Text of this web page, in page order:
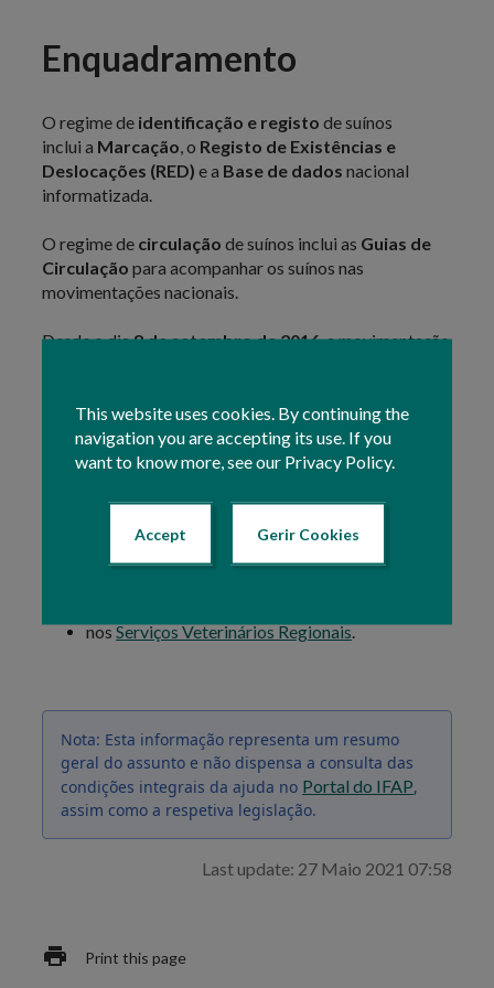
This website uses cookies. By continuing the
navigation you are accepting its use. If you
want to know more, see our Privacy Policy.
Accept Gerir Cookies
Enquadramento
O regime de identificação e registode suínos
inclui a Marcação, o Registo de Existências e
Deslocações (RED) e a Base de dados nacional
informatizada.
O regime de circulação de suínos inclui as Guias de
Circulação para acompanhar os suínos nas
movimentações nacionais.
Desde o dia8 de setembro de 2016, a movimentação
A emissão de guias poderá ser efetuada diretamente,
pelo produtor:
Área Reservada do Portal, em "O Meu
Processo » Animais
nas Organizações de Agricultores Protocoladas
nosServiços Veterinários Regionais.
Nota: Esta informação representa um resumo
geral do assunto e não dispensa a consulta das
condições integrais da ajuda no Portal do IFAP,
assim como a respetiva legislação.
Last update: 27 Maio 2021 07:58
Print this page